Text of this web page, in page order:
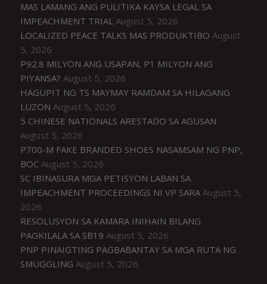
MAS LAMANG ANG PULITIKA KAYSA LEGAL SA
IMPEACHMENT TRIAL August 5, 2026
LOCALIZED PEACE TALKS MAS PRODUKTIBO August
5, 2026
P92.8 MILYON ANG USAPAN, P1 MILYON ANG
PIYANSA? August 5, 2026
HAGUPIT NG TS MAYMAY RAMDAM SA HILAGANG
LUZON August 5, 2026
5 CHINESE NATIONALS ARESTADO SA AGUSAN
August 5, 2026
P700-M FAKE BRANDED SHOES NASAMSAM NG PNP,
BOC August 5, 2026
SC IBINASURA MGA PETISYON LABAN SA
IMPEACHMENT PROCEEDINGS NI VP SARA August 5,
2026
RESOLUSYON SA KAMARA INIHAIN BILANG
PAGKILALA SA SB19 August 5, 2026
PNP PINAIGTING PAGBABANTAY SA MGA RUTA NG
SMUGGLING August 5, 2026